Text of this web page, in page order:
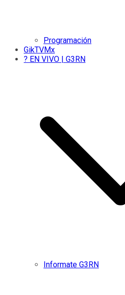
Programación
GikTVMx
? EN VIVO | G3RN
Informate G3RN